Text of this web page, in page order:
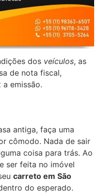
dos veículos, as
de nota fiscal,
emissão.
antiga, faça uma
cômodo. Nada de sair
coisa para trás. Ao
ser feita no imóvel
carreto em São
do esperado.